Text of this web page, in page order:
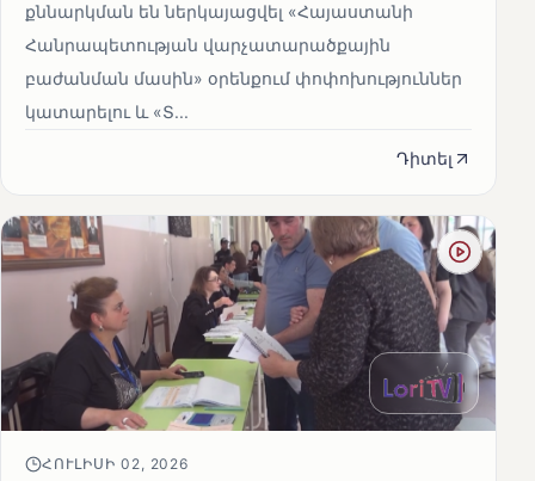
քննարկման են ներկայացվել «Հայաստանի
Հանրապետության վարչատարածքային
բաժանման մասին» օրենքում փոփոխություններ
կատարելու և «Տ...
Դիտել
ՀՈՒԼԻՍԻ 02, 2026